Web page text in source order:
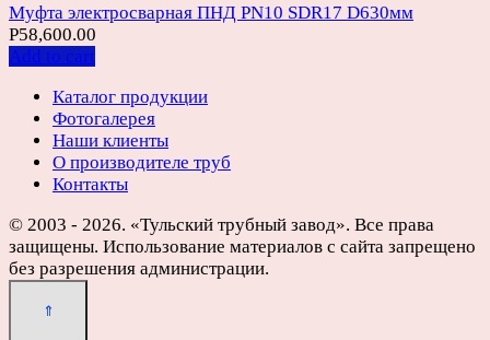
Муфта электросварная ПНД PN10 SDR17 D630мм
Р58,600.00
Add to cart
Каталог продукции
Фотогалерея
Наши клиенты
О производителе труб
Контакты
© 2003 - 2026. «Тульский трубный завод». Все права
защищены. Использование материалов с сайта запрещено
без разрешения администрации.